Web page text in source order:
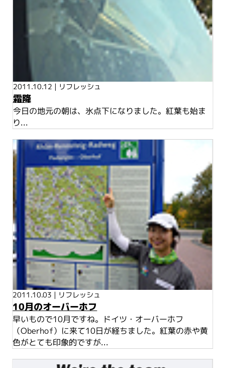
2011.10.12 | リフレッシュ
霜降
今日の地元の朝は、氷点下になりました。紅葉も始ま
り...
2011.10.03 | リフレッシュ
10月のオーバーホフ
早いもので10月ですね。ドイツ・オーバーホフ
（Oberhof）に来て10日が経ちました。紅葉の赤や黄
色がとても印象的ですが...